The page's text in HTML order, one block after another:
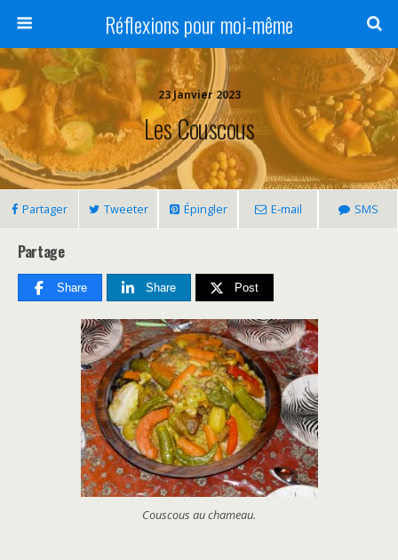
Réflexions pour moi-même
23 Janvier 2023
Les Couscous
Partager Tweeter Épingler E-mail SMS
Partage
Share Share Post
Couscous au chameau.